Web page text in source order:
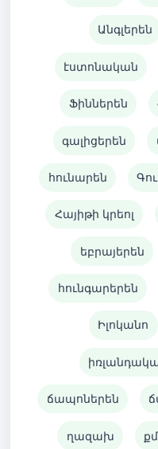
Անգլերեն
էստոնական
Ֆիններեն
գալիցերեն
հունարեն
Հայիթի կրեոլ
եբրայերեն
հունգարերեն
Իլոկանո
ճապոներեն
ղազախ